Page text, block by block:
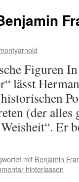
Figuren
lässt
(der alles
Er
mit Benjamin
hinterlassen